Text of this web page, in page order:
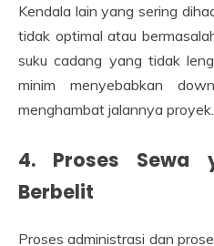
Kendala lain yang sering
tidak optimal atau
suku cadang yang tidak
minim menyebabkan
menghambat jalannya proyek.
4. Proses Sewa
Berbelit
Proses administrasi dan